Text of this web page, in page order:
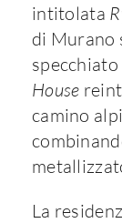
intitolata
di Murano
House
camino
La